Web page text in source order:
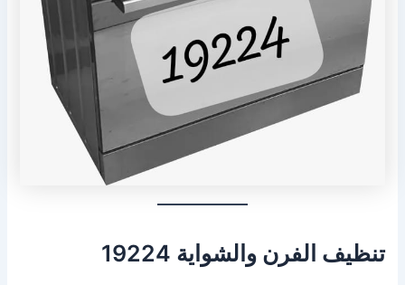
تنظيف الفرن والشواية 19224